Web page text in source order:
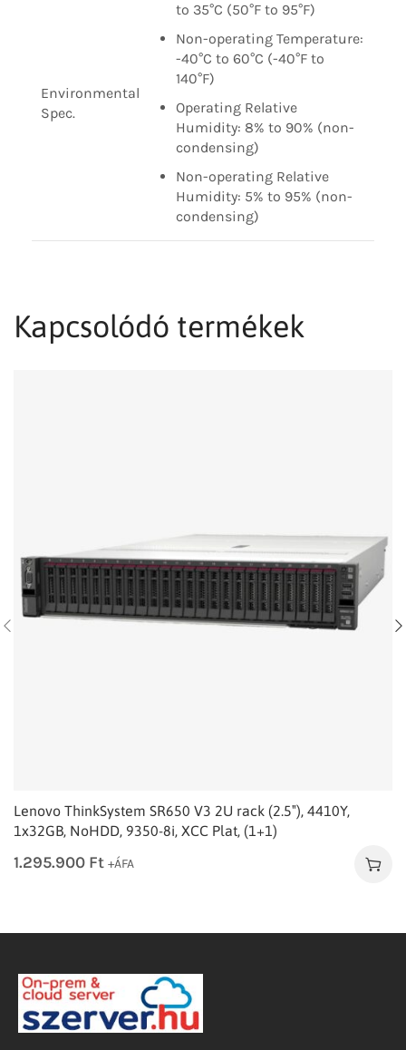
Environmental
Spec.
to 35°C (50°F to 95°F)
Non-operating Temperature:
-40°C to 60°C (-40°F to
140°F)
Operating Relative
Humidity: 8% to 90% (non-
condensing)
Non-operating Relative
Humidity: 5% to 95% (non-
condensing)
Kapcsolódó termékek
Lenovo ThinkSystem SR650 V3 2U rack (2.5″), 4410Y,
1x32GB, NoHDD, 9350-8i, XCC Plat, (1+1)
1.295.900 Ft +ÁFA